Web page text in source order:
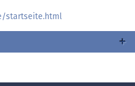
startseite.html